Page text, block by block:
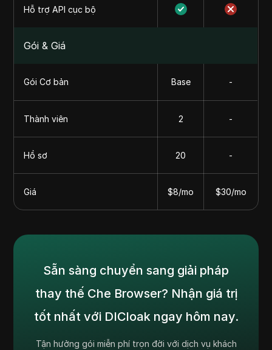
Hỗ trợ API cục bộ
Gói & Giá
Gói Cơ bản Base -
Thành viên 2 -
Hồ sơ 20 -
Giá $8/mo $30/mo
Sẵn sàng chuyển sang giải pháp
thay thế Che Browser? Nhận giá trị
tốt nhất với DICloak ngay hôm nay.
Tận hưởng gói miễn phí trọn đời với dịch vụ khách